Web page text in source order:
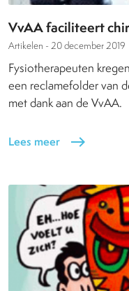
VvAA faciliteert
Artikelen - 20 december 2019
Fysiotherapeuten
een reclamefolder van
met dank aan de VvAA.
Lees meer east